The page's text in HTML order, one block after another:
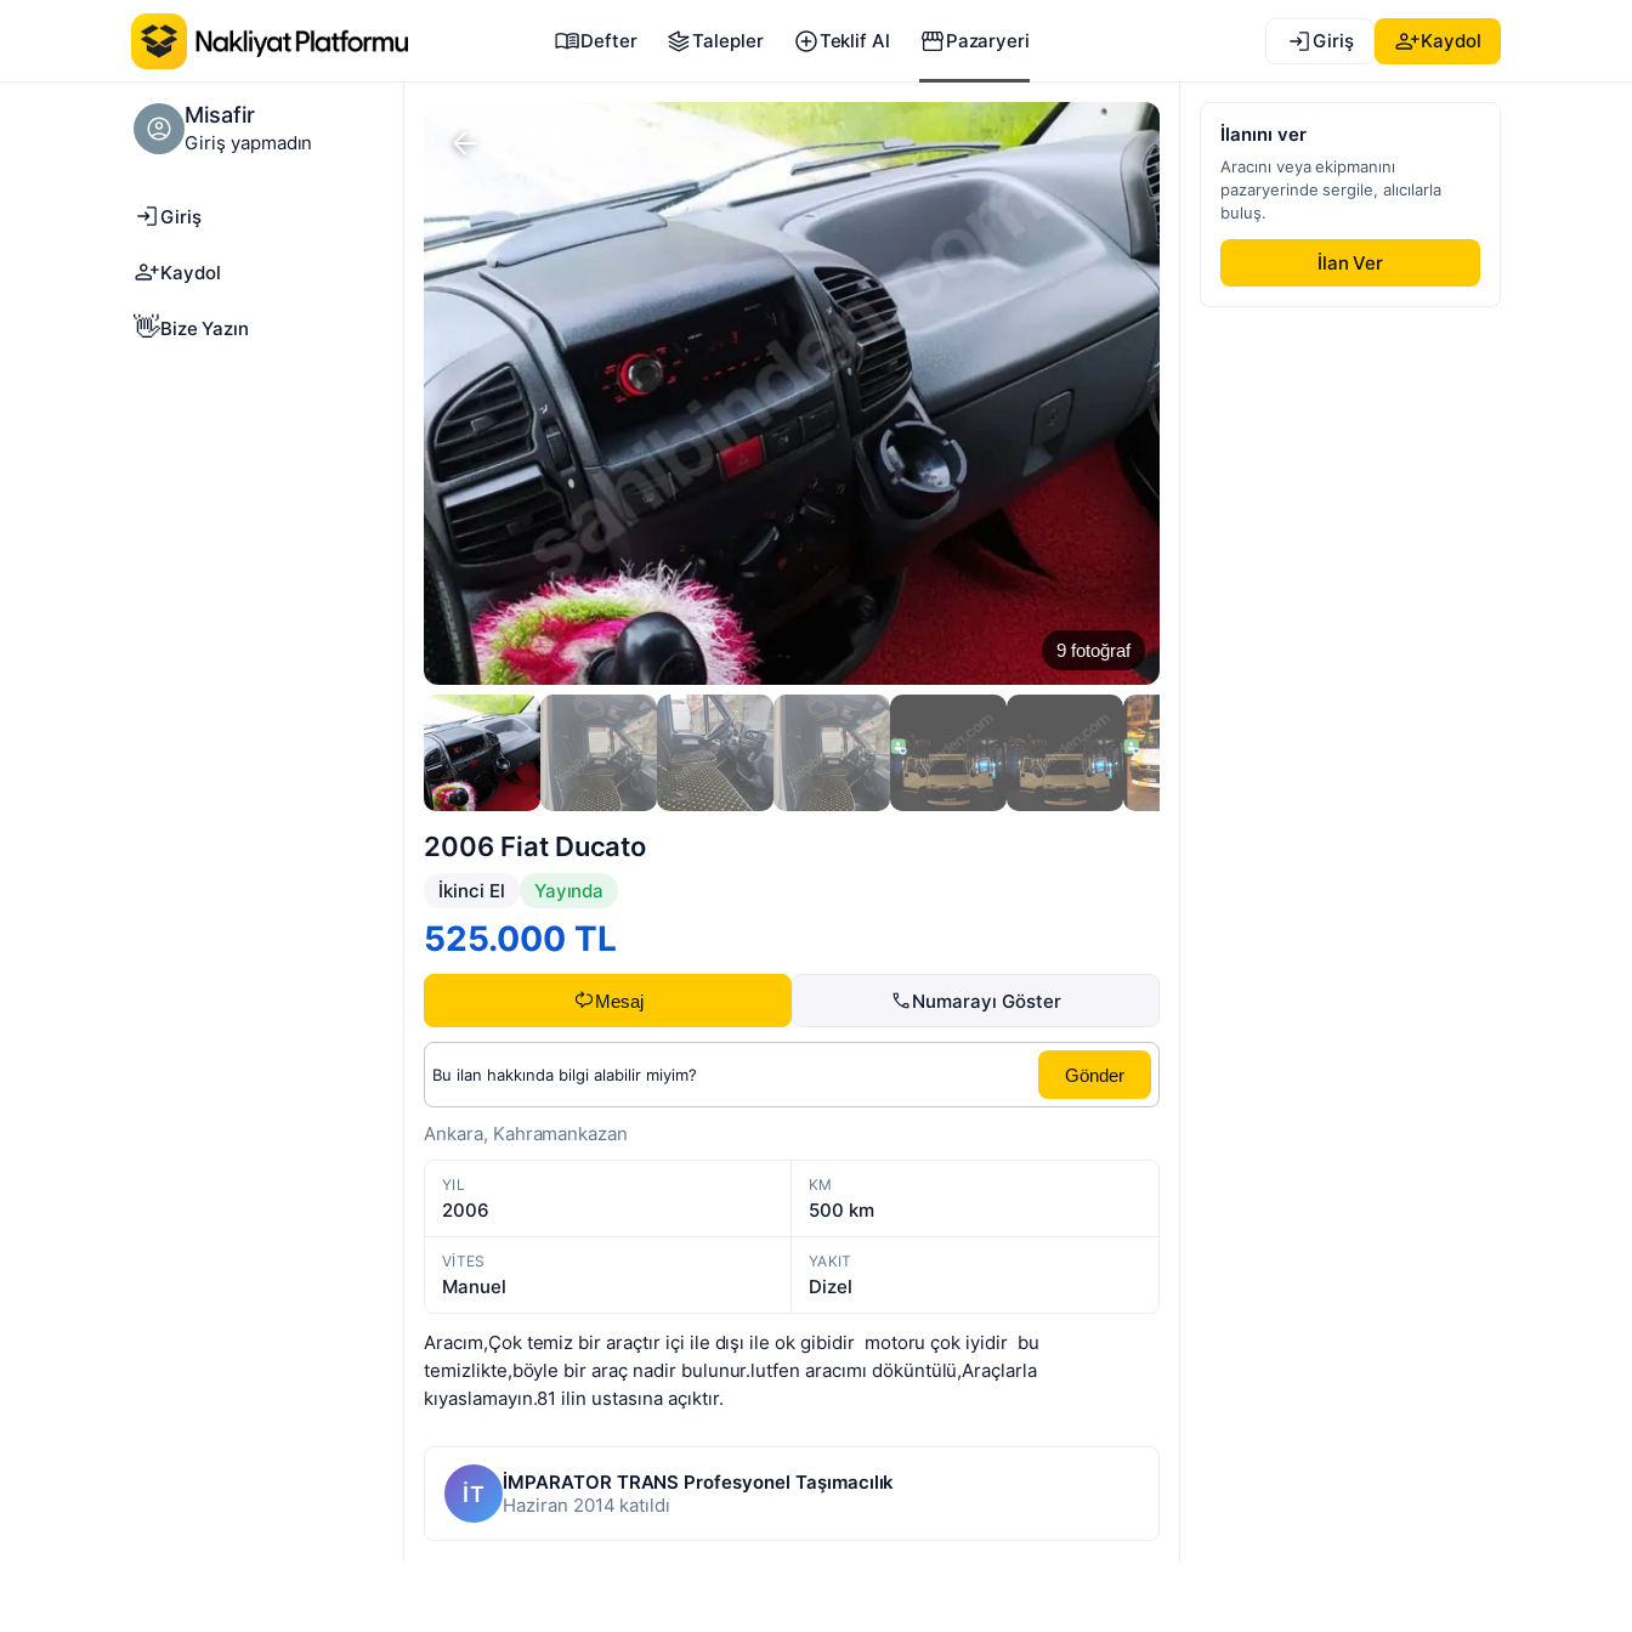
Misafir
Giriş yapmadın
Giriş
Kaydol
👋Bize Yazın
Defter Talepler Teklif Al Pazaryeri Giriş Kaydol
9 fotoğraf
2006 Fiat Ducato
İkinci El Yayında
525.000 TL
Mesaj Numarayı Göster
Gönder
Ankara, Kahramankazan
YIL
2006
KM
500 km
VITES
Manuel
YAKIT
Dizel
Aracım,Çok temiz bir araçtır içi ile dışı ile ok gibidir  motoru çok iyidir  bu
temizlikte,böyle bir araç nadir bulunur.lutfen aracımı döküntülü,Araçlarla
kıyaslamayın.81 ilin ustasına açıktır.
İT
İMPARATOR TRANS Profesyonel Taşımacılık
Haziran 2014 katıldı
İlanını ver
Aracını veya ekipmanını
pazaryerinde sergile, alıcılarla
buluş.
İlan Ver